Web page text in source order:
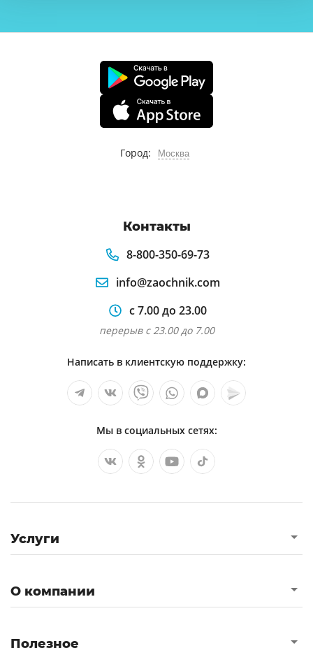
Город: Москва
Контакты
8-800-350-69-73
info@zaochnik.com
с 7.00 до 23.00
перерыв с 23.00 до 7.00
Написать в клиентскую поддержку:
Мы в социальных сетях:
Услуги
О компании
Полезное